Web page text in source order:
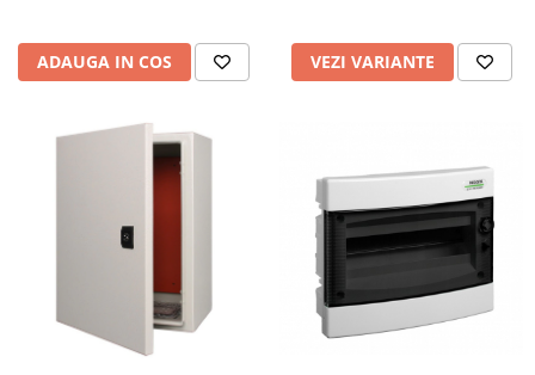
ADAUGA IN COS VEZI VARIANTE